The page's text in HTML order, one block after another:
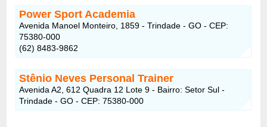
Power Sport Academia
Avenida Manoel Monteiro, 1859 - Trindade - GO - CEP:
75380-000
(62) 8483-9862
Stênio Neves Personal Trainer
Avenida A2, 612 Quadra 12 Lote 9 - Bairro: Setor Sul -
Trindade - GO - CEP: 75380-000